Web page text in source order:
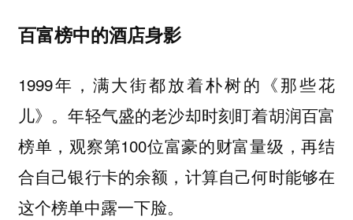
百富榜中的酒店身影
1999年，满大街都放着朴树的《那些花
儿》。年轻气盛的老沙却时刻盯着胡润百富
榜单，观察第100位富豪的财富量级，再结
合自己银行卡的余额，计算自己何时能够在
这个榜单中露一下脸。